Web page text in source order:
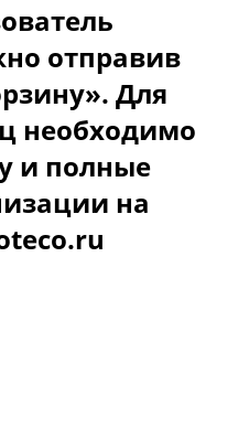
отправив
Для
необходимо
и полные
на